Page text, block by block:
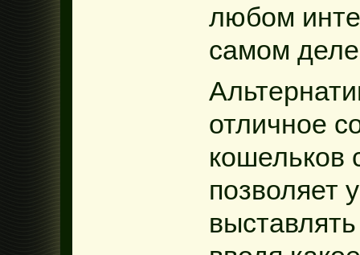
любом
самом деле
отличное
кошельков
позволяет